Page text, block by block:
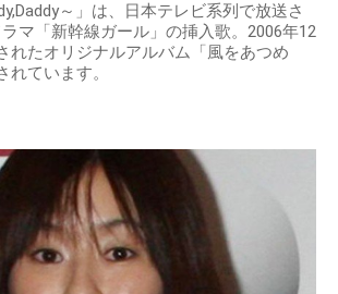
～」は、日本テレビ系列で放送さ
マ「新幹線ガール」の挿入歌。2006年12
れたオリジナルアルバム「風をあつめ
れています。